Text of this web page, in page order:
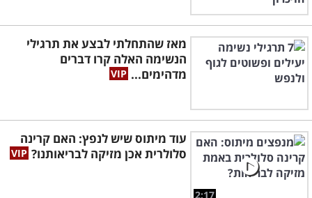
מאז שהתחלתי לבצע את תרגילי
הנשימה האלה קרו דברים
מדהימים...
2:17
עוד מיתוס שיש לנפץ: האם קרינה
סלולרית אכן מזיקה לבריאותנו?